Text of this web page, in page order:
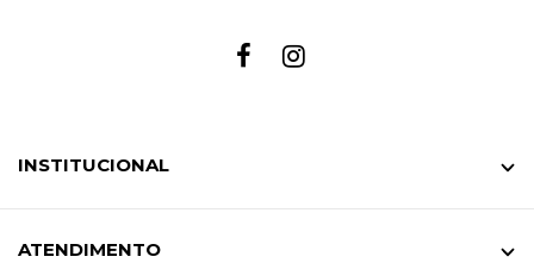
INSTITUCIONAL
ATENDIMENTO